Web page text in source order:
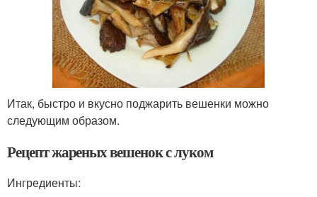
Итак, быстро и вкусно поджарить вешенки можно
следующим образом.
Рецепт жареных вешенок с луком
Ингредиенты: